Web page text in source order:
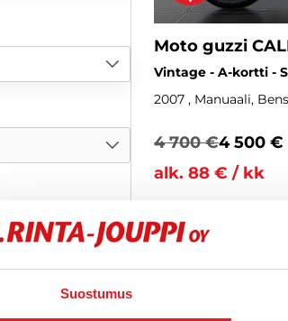
Suostumus
Moto guzzi
Vintage - A-kortti -
2007 , Manuaali,
4 700 €4 500 €
alk. 88 € / kk
KATSO TIEDOT